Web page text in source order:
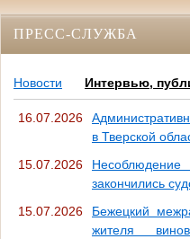
ПРЕСС-СЛУЖБА
Новости Интервью,
16.07.2026
в Тверской
15.07.2026
закончились
15.07.2026
Бежецкий
жителя